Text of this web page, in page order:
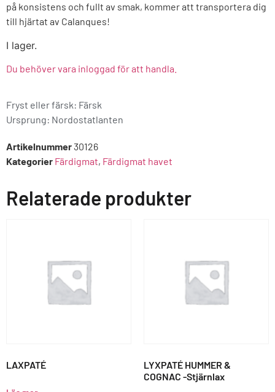
på konsistens och fullt av smak, kommer att transportera dig
till hjärtat av Calanques!
I lager.
Du behöver vara inloggad för att handla.
Fryst eller färsk: Färsk
Ursprung: Nordostatlanten
Artikelnummer 30126
Kategorier Färdigmat, Färdigmat havet
Relaterade produkter
LAXPATÉ
LYXPATÉ HUMMER &
COGNAC -Stjärnlax